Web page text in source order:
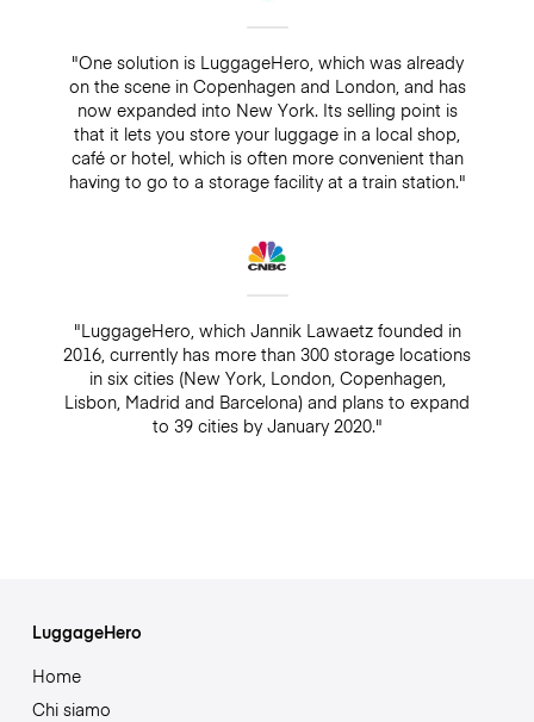
"One solution is LuggageHero, which was already
on the scene in Copenhagen and London, and has
now expanded into New York. Its selling point is
that it lets you store your luggage in a local shop,
café or hotel, which is often more convenient than
having to go to a storage facility at a train station."
"LuggageHero, which Jannik Lawaetz founded in
2016, currently has more than 300 storage locations
in six cities (New York, London, Copenhagen,
Lisbon, Madrid and Barcelona) and plans to expand
to 39 cities by January 2020."
LuggageHero
Home
Chi siamo